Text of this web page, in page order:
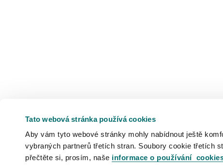
Tato webová stránka používá cookies
Aby vám tyto webové stránky mohly nabídnout ještě
vybraných partnerů třetích stran. Soubory cookie třetích
přečtěte si, prosím, naše informace o používání